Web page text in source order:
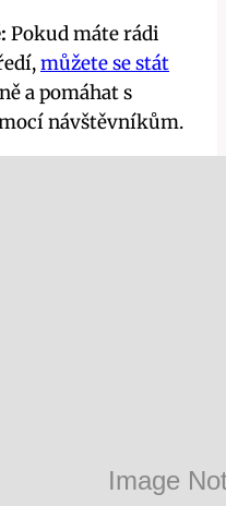
Pokud máte rádi
můžete se stát
a pomáhat s
návštěvníkům.